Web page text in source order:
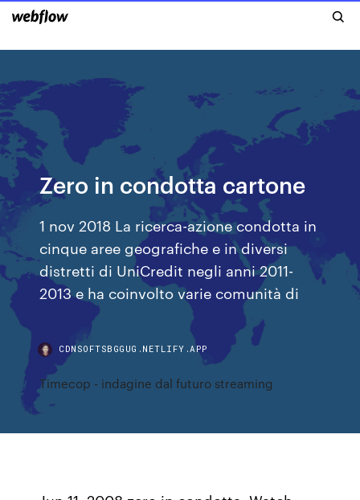
Zero in condotta cartone
1 nov 2018 La ricerca-azione condotta in
cinque aree geografiche e in diversi
distretti di UniCredit negli anni 2011-
2013 e ha coinvolto varie comunità di
CDNSOFTSBGGUG.NETLIFY.APP
Timecop - indagine dal futuro streaming